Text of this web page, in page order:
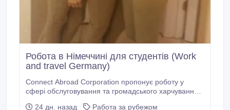
Робота в Німеччині для студентів (Work
and travel Germany)
Connect Abroad Corporation пропонує роботу у
сфері обслуговування та громадського харчування в
24 дн. назад
Работа за рубежом